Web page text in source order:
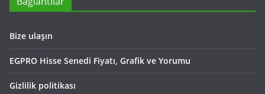
Bize ulaşın
EGPRO Hisse Senedi Fiyatı, Grafik ve Yorumu
Gizlilik politikası